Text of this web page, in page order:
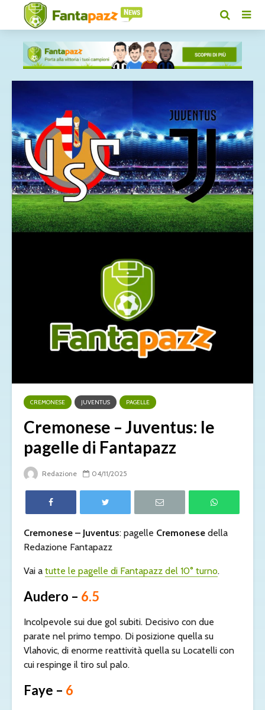
CREMONESE JUVENTUS PAGELLE
Cremonese – Juventus: le
pagelle di Fantapazz
Redazione 04/11/2025
Cremonese – Juventus: pagelle Cremonese della
Redazione Fantapazz
Vai a tutte le pagelle di Fantapazz del 10° turno.
Audero – 6.5
Incolpevole sui due gol subiti. Decisivo con due
parate nel primo tempo. Di posizione quella su
Vlahovic, di enorme reattività quella su Locatelli con
cui respinge il tiro sul palo.
Faye – 6